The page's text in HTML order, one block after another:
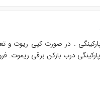
. در صورت کپی ریوت و
درب بازکن برقی